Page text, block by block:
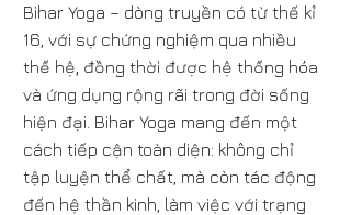
Bihar Yoga – dòng truyền có từ thế kỉ
16, với sự chứng nghiệm qua nhiều
thế hệ, đồng thời được hệ thống hóa
và ứng dụng rộng rãi trong đời sống
hiện đại. Bihar Yoga mang đến một
cách tiếp cận toàn diện: không chỉ
tập luyện thể chất, mà còn tác động
đến hệ thần kinh, làm việc với trạng